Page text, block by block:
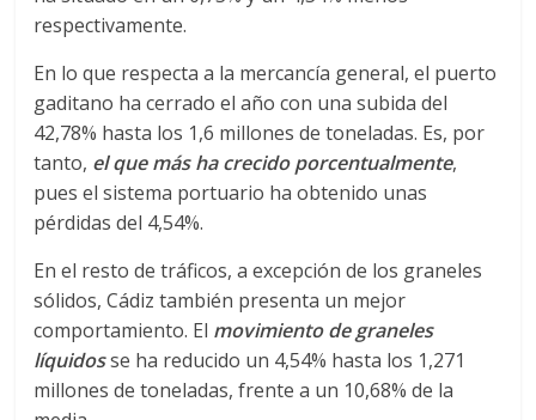
n
s
p
o
r
t
respectivamente.
En lo que respecta a la mercancía general, el puerto
gaditano ha cerrado el año con una subida del
42,78% hasta los 1,6 millones de toneladas. Es, por
tanto, el que más ha crecido porcentualmente,
pues el sistema portuario ha obtenido unas
pérdidas del 4,54%.
En el resto de tráficos, a excepción de los graneles
sólidos, Cádiz también presenta un mejor
comportamiento. El movimiento de graneles
líquidosse ha reducido un 4,54% hasta los 1,271
millones de toneladas, frente a un 10,68% de la